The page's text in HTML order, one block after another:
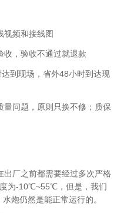
频和接线图
，验收不通过就退款
到现场，省外48小时到达现
问题，原则只换不修；质保
厂之前都需要经过多次严格
为-10℃~55℃，但是，我们
炮仍然是能正常运行的。